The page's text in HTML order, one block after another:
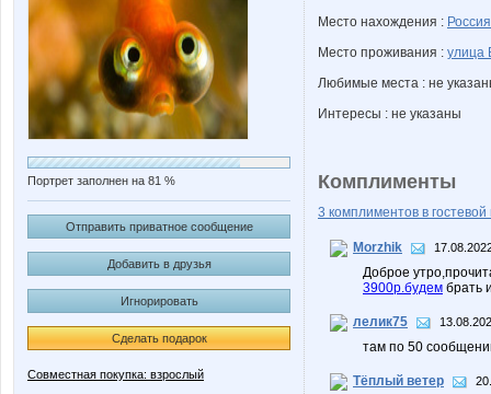
Портрет заполнен на 81 %
Отправить приватное сообщение
Добавить в друзья
Игнорировать
Сделать подарок
Совместная покупка: взрослый
Место нахождения : Россия
Место проживания : улица
Любимые места : не
Интересы : не указаны
Комплименты
3 комплиментов в гостевой
Morzhik
Доброе
3900р.будем брать
лелик75
там по 50
Тёплый ветер